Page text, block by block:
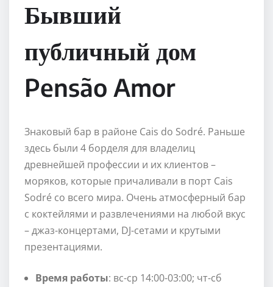
Бывший
публичный дом
Pensão Amor
Знаковый бар в районе Cais do Sodré. Раньше
здесь были 4 борделя для владелиц
древнейшей профессии и их клиентов –
моряков, которые причаливали в порт Cais
Sodré со всего мира. Очень атмосферный бар
с коктейлями и развлечениями на любой вкус
– джаз-концертами, DJ-сетами и крутыми
презентациями.
Время работы: вс-ср 14:00-03:00; чт-сб